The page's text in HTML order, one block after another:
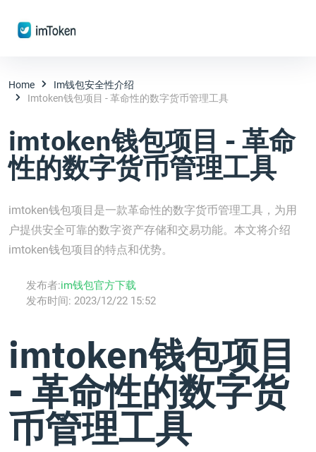
Home
Im钱包安全性介绍
Imtoken钱包项目 - 革命性的数字货币管理工具
imtoken钱包项目 - 革命
性的数字货币管理工具
imtoken钱包项目是一款革命性的数字货币管理工具，为用
户提供安全可靠的数字资产存储和交易功能。本文将介绍
imtoken钱包项目的特点和优势。
发布者:im钱包官方下载
发布时间: 2023/12/22 15:52
imtoken钱包项目
- 革命性的数字货
币管理工具